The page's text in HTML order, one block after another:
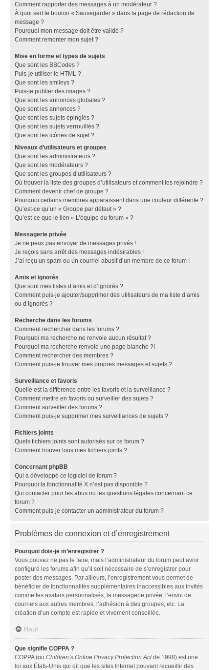
Comment rapporter des messages à un modérateur ?
À quoi sert le bouton « Sauvegarder » dans la page de rédaction de
message ?
Pourquoi mon message doit être validé ?
Comment remonter mon sujet ?
Mise en forme et types de sujets
Que sont les BBCodes ?
Puis-je utiliser le HTML ?
Que sont les smileys ?
Puis-je publier des images ?
Que sont les annonces globales ?
Que sont les annonces ?
Que sont les sujets épinglés ?
Que sont les sujets verrouillés ?
Que sont les icônes de sujet ?
Niveaux d’utilisateurs et groupes
Que sont les administrateurs ?
Que sont les modérateurs ?
Que sont les groupes d’utilisateurs ?
Où trouver la liste des groupes d’utilisateurs et comment les rejoindre ?
Comment devenir chef de groupe ?
Pourquoi certains membres apparaissent dans une couleur différente ?
Qu’est-ce qu’un « Groupe par défaut » ?
Qu’est-ce que le lien « L’équipe du forum » ?
Messagerie privée
Je ne peux pas envoyer de messages privés !
Je reçois sans arrêt des messages indésirables !
J’ai reçu un spam ou un courriel abusif d’un membre de ce forum !
Amis et ignorés
Que sont mes listes d’amis et d’ignorés ?
Comment puis-je ajouter/supprimer des utilisateurs de ma liste d’amis
ou d’ignorés ?
Recherche dans les forums
Comment rechercher dans les forums ?
Pourquoi ma recherche ne renvoie aucun résultat ?
Pourquoi ma recherche renvoie une page blanche ?!
Comment rechercher des membres ?
Comment puis-je trouver mes propres messages et sujets ?
Surveillance et favoris
Quelle est la différence entre les favoris et la surveillance ?
Comment mettre en favoris ou surveiller des sujets ?
Comment surveiller des forums ?
Comment puis-je supprimer mes surveillances de sujets ?
Fichiers joints
Quels fichiers joints sont autorisés sur ce forum ?
Comment trouver tous mes fichiers joints ?
Concernant phpBB
Qui a développé ce logiciel de forum ?
Pourquoi la fonctionnalité X n’est pas disponible ?
Qui contacter pour les abus ou les questions légales concernant ce
forum ?
Comment puis-je contacter un administrateur du forum ?
Problèmes de connexion et d’enregistrement
Pourquoi dois-je m’enregistrer ?
Vous pouvez ne pas le faire, mais l’administrateur du forum peut avoir
configuré les forums afin qu’il soit nécessaire de s’enregistrer pour
poster des messages. Par ailleurs, l’enregistrement vous permet de
bénéficier de fonctionnalités supplémentaires inaccessibles aux invités
comme les avatars personnalisés, la messagerie privée, l’envoi de
courriels aux autres membres, l’adhésion à des groupes, etc. La
création d’un compte est rapide et vivement conseillée.
Haut
Que signifie COPPA ?
COPPA (ou Children’s Online Privacy Protection Actde 1998) est une
loi aux États-Unis qui dit que les sites Internet pouvant recueillir des